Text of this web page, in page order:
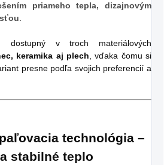
priameho tepla, dizajnovým
.
v troch materiálových
keramika aj plech, vďaka čomu si
presne podľa svojich preferencií a
technológia –
stabilné teplo